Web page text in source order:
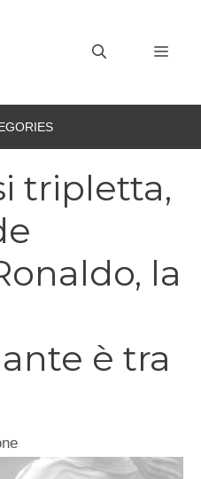
tripletta,
la
è tra